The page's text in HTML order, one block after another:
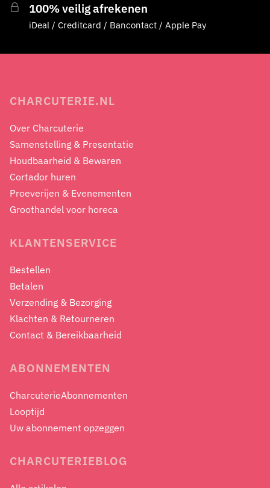
100% veilig afrekenen
iDeal / Creditcard / Bancontact / Apple Pay
CHARCUTERIE.NL
Over Charcuterie
Samenstelling & Presentatie
Houdbaarheid & Bewaren
Cortador huren
Proeverijen & Evenementen
Groothandel voor horeca
KLANTENSERVICE
Bestellen
Betalen
Verzending & Bezorging
Klachten & Retourneren
Contact & Bereikbaarheid
ABONNEMENTEN
CharcuterieAbonnementen
Looptijd
Uw abonnement opzeggen
CHARCUTERIEBLOG